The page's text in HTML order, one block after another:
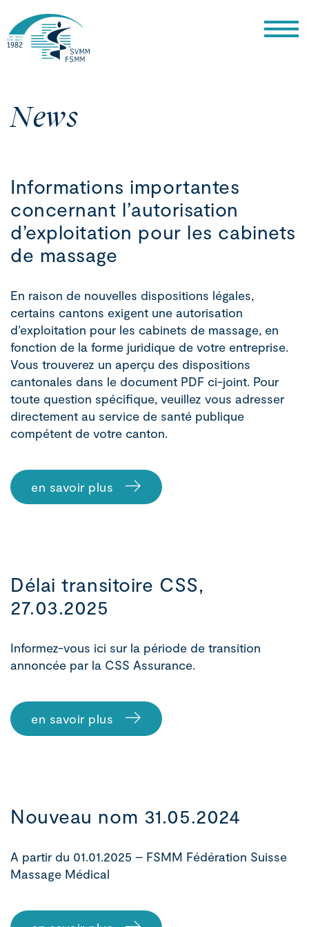
News
Informations importantes
concernant l’autorisation
d’exploitation pour les cabinets
de massage
En raison de nouvelles dispositions légales,
certains cantons exigent une autorisation
d’exploitation pour les cabinets de massage, en
fonction de la forme juridique de votre entreprise.
Vous trouverez un aperçu des dispositions
cantonales dans le document PDF ci-joint. Pour
toute question spécifique, veuillez vous adresser
directement au service de santé publique
compétent de votre canton.
en savoir plus
Délai transitoire CSS,
27.03.2025
Informez-vous ici sur la période de transition
annoncée par la CSS Assurance.
en savoir plus
Nouveau nom 31.05.2024
A partir du 01.01.2025 – FSMM Fédération Suisse
Massage Médical